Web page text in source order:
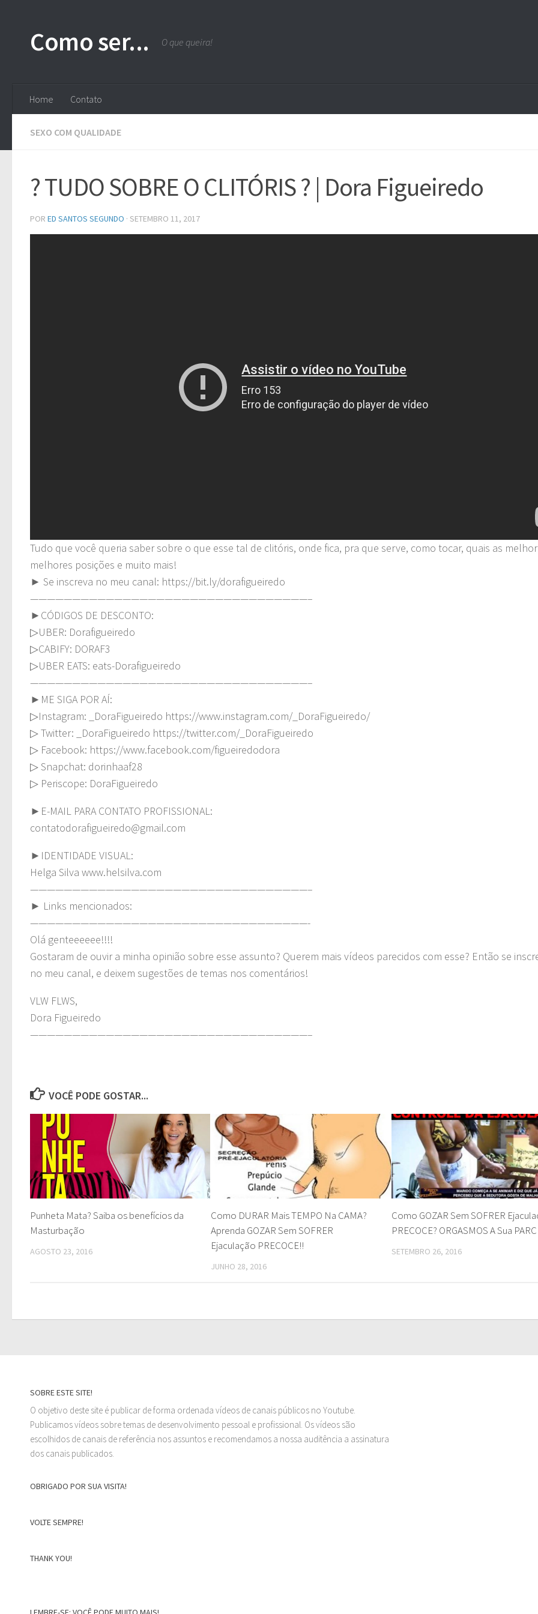
Como ser... O que queira!
Home Contato
SEXO COM QUALIDADE
? TUDO SOBRE O CLITÓRIS ? | Dora Figueiredo
POR ED SANTOS SEGUNDO · SETEMBRO 11, 2017
Tudo que você queria saber sobre o que esse tal de clitóris, onde fica, pra que serve, como tocar, quais as
melhores posições e muito mais!
► Se inscreva no meu canal: https://bit.ly/dorafigueiredo
—————————————————————————————————–
►CÓDIGOS DE DESCONTO:
▷UBER: Dorafigueiredo
▷CABIFY: DORAF3
▷UBER EATS: eats-Dorafigueiredo
—————————————————————————————————–
►ME SIGA POR AÍ:
▷Instagram: _DoraFigueiredo https://www.instagram.com/_DoraFigueiredo/
▷ Twitter: _DoraFigueiredo https://twitter.com/_DoraFigueiredo
▷ Facebook: https://www.facebook.com/figueiredodora
▷ Snapchat: dorinhaaf28
▷ Periscope: DoraFigueiredo
►E-MAIL PARA CONTATO PROFISSIONAL:
contatodorafigueiredo@gmail.com
►IDENTIDADE VISUAL:
Helga Silva www.helsilva.com
—————————————————————————————————–
► Links mencionados:
—————————————————————————————————-
Olá genteeeeee!!!!
Gostaram de ouvir a minha opinião sobre esse assunto? Querem mais vídeos parecidos com esse? Então se
no meu canal, e deixem sugestões de temas nos comentários!
VLW FLWS,
Dora Figueiredo
—————————————————————————————————–
VOCÊ PODE GOSTAR...
Punheta Mata? Saiba os benefícios da
Masturbação
AGOSTO 23, 2016
Como DURAR Mais TEMPO Na CAMA?
Aprenda GOZAR Sem SOFRER
Ejaculação PRECOCE!!
JUNHO 28, 2016
Como GOZAR Sem SOFRER
PRECOCE? ORGASMOS A Sua
SETEMBRO 26, 2016
SOBRE ESTE SITE!
O objetivo deste site é publicar de forma ordenada vídeos de canais públicos no Youtube.
Publicamos vídeos sobre temas de desenvolvimento pessoal e profissional. Os vídeos são
escolhidos de canais de referência nos assuntos e recomendamos a nossa auditência a assinatura
dos canais publicados.
OBRIGADO POR SUA VISITA!
VOLTE SEMPRE!
THANK YOU!